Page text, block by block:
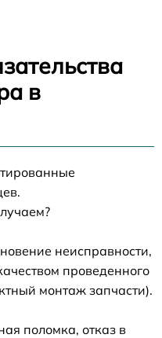
в
неисправности,
проведенного
монтаж запчасти).
поломка, отказ в